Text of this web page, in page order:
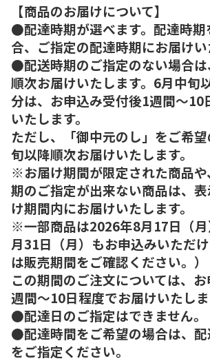
【商品のお届けについて】
●配達時期が選べます。配達時期
合、ご指定の配達時期にお届けい
●配送時期のご指定のない場合
順次お届けいたします。6月中旬
分は、お申込み受付後1週間～10
いたします。
ただし、「御中元のし」をご希
旬以降順次お届けいたします。
※お届け期間が限定された商品
期のご指定が出来ない商品は、
け期間内にお届けいたします。
※一部商品は2026年8月17日（月
月31日（月）もお申込みいただ
は販売期間をご確認ください。）
この期間のご注文については、
週間～10日程度でお届けいたしま
●配達日のご指定はできません。
●配達時間をご希望の場合は、
をご指定ください。